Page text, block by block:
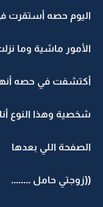
اليوم حصه أستقرت في
الأمور ماشية وما
أكتشفت في حصه أنها
شخصية وهذا النوع أنا
الصفحة اللي بعدها
((زوجتي حامل ........